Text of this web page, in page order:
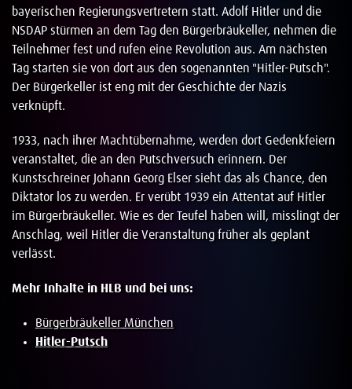
bayerischen Regierungsvertretern statt. Adolf Hitler und die
NSDAP stürmen an dem Tag den Bürgerbräukeller, nehmen die
Teilnehmer fest und rufen eine Revolution aus. Am nächsten
Tag starten sie von dort aus den sogenannten "Hitler-Putsch".
Der Bürgerkeller ist eng mit der Geschichte der Nazis
verknüpft.
1933, nach ihrer Machtübernahme, werden dort Gedenkfeiern
veranstaltet, die an den Putschversuch erinnern. Der
Kunstschreiner Johann Georg Elser sieht das als Chance, den
Diktator los zu werden. Er verübt 1939 ein Attentat auf Hitler
im Bürgerbräukeller. Wie es der Teufel haben will, misslingt der
Anschlag, weil Hitler die Veranstaltung früher als geplant
verlässt.
Mehr Inhalte in HLB und bei uns:
Bürgerbräukeller München
Hitler-Putsch